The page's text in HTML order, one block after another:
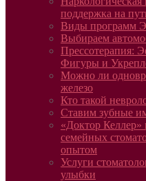
поддержка на
Виды программ
Выбираем
Прессотерапия:
Фигуры и
Можно ли
железо
Кто такой
Ставим зубные
«Доктор
семейных
опытом
Услуги
улыбки